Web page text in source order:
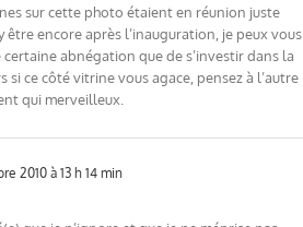
sur cette photo étaient en réunion juste
encore après l’inauguration, je peux vous
certaine abnégation que de s’investir dans la
si ce côté vitrine vous agace, pensez à l’autre
qui merveilleux.
2010 à 13 h 14 min